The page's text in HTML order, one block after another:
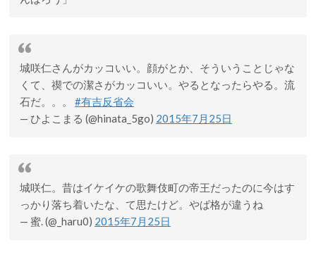
城咲仁さんがカッコいい。顔がとか、そういうことじゃな
くて、禊での潔さがカッコいい。やるとなったらやる。流
石だ。。。 #有吉反省会
— ひよこまる (@hinata_5go) 2015年7月25日
城咲仁。昔はイケイケの歌舞伎町の帝王だったのに今はす
っかり落ち着いたな、て思たけど。やぱ格が違うね
— 蜜. (@_haru0) 2015年7月25日